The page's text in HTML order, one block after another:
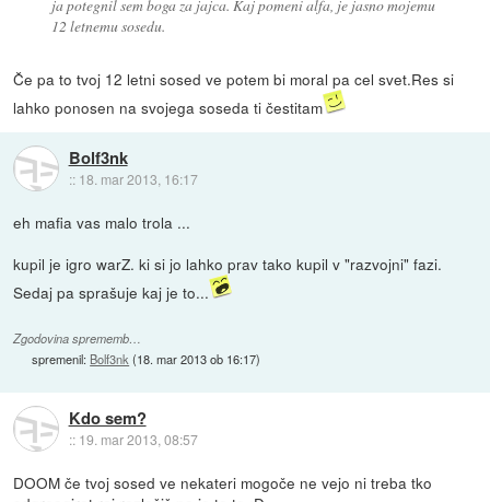
ja potegnil sem boga za jajca. Kaj pomeni alfa, je jasno mojemu
12 letnemu sosedu.
Če pa to tvoj 12 letni sosed ve potem bi moral pa cel svet.Res si
lahko ponosen na svojega soseda ti čestitam
Bolf3nk
:: 18. mar 2013, 16:17
eh mafia vas malo trola ...
kupil je igro warZ. ki si jo lahko prav tako kupil v "razvojni" fazi.
Sedaj pa sprašuje kaj je to...
Zgodovina sprememb…
spremenil: Bolf3nk (18. mar 2013 ob 16:17)
Kdo sem?
:: 19. mar 2013, 08:57
DOOM če tvoj sosed ve nekateri mogoče ne vejo ni treba tko